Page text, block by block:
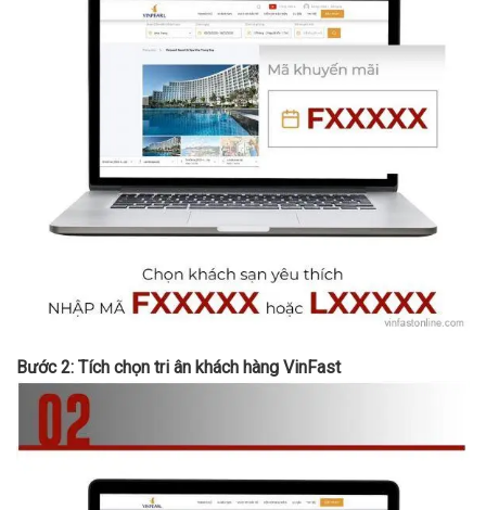
Bước 2: Tích chọn tri ân khách hàng VinFast